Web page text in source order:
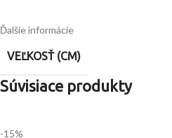
Ďalšie informácie
VEĽKOSŤ (CM)
Súvisiace produkty
-15%